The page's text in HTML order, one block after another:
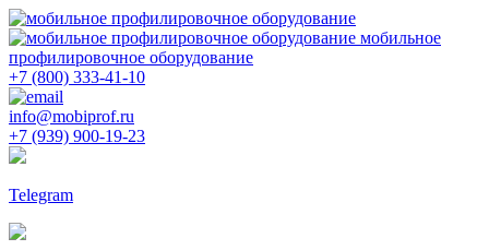
мобильное
профилировочное оборудование
+7 (800) 333-41-10
info@mobiprof.ru
+7 (939) 900-19-23
Telegram